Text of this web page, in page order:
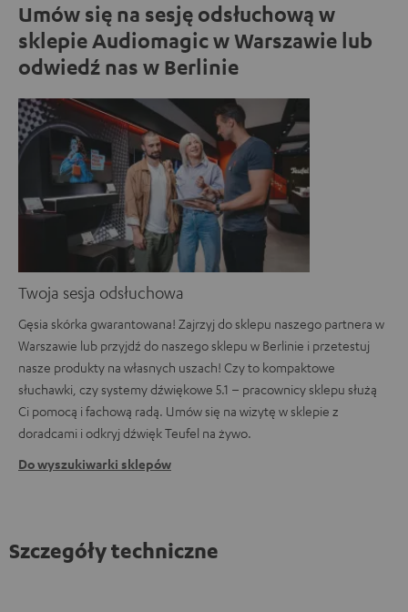
Umów się na sesję odsłuchową w
sklepie Audiomagic w Warszawie lub
odwiedź nas w Berlinie
Twoja sesja odsłuchowa
Gęsia skórka gwarantowana! Zajrzyj do sklepu naszego partnera w
Warszawie lub przyjdź do naszego sklepu w Berlinie i przetestuj
nasze produkty na własnych uszach! Czy to kompaktowe
słuchawki, czy systemy dźwiękowe 5.1 – pracownicy sklepu służą
Ci pomocą i fachową radą. Umów się na wizytę w sklepie z
doradcami i odkryj dźwięk Teufel na żywo.
Do wyszukiwarki sklepów
Szczegóły techniczne